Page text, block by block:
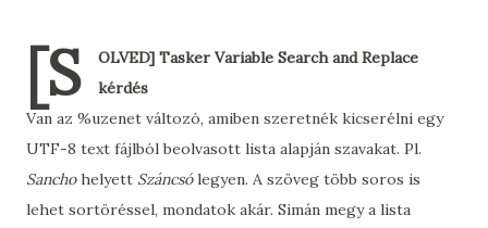
[S
OLVED] Tasker Variable Search and Replace
kérdés
Van az %uzenet változó, amiben szeretnék kicserélni egy
UTF-8 text fájlból beolvasott lista alapján szavakat. Pl.
Sanchohelyett Száncsólegyen. A szöveg több soros is
lehet sortöréssel, mondatok akár. Simán megy a lista